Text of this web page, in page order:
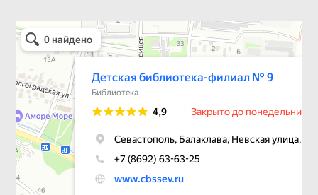
Детская библиотека-филиал № 9
Библиотека в Севастополе